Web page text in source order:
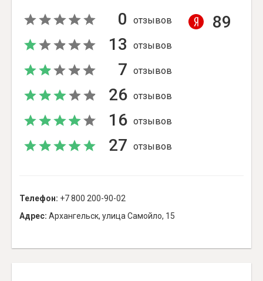
0 отзывов
13 отзывов
7 отзывов
26 отзывов
16 отзывов
27 отзывов
89
Телефон: +7 800 200-90-02
Адрес: Архангельск, улица Самойло, 15